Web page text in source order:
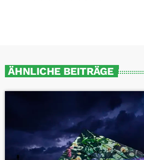
ÄHNLICHE BEITRÄGE